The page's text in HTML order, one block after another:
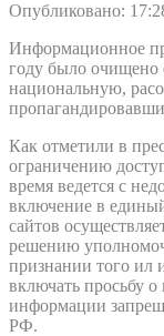
Опубликовано:
Информационное
году было очищено
национальную,
Как отметили в
ограничению
время ведется с
включение в
сайтов
решению
признании того ил
включать просьбу
информации
РФ.